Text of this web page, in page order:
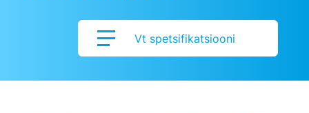
Vt spetsifikatsiooni